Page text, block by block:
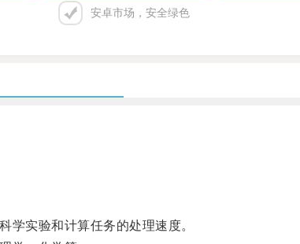
安卓市场，安全绿色
实验和计算任务的处理速度。